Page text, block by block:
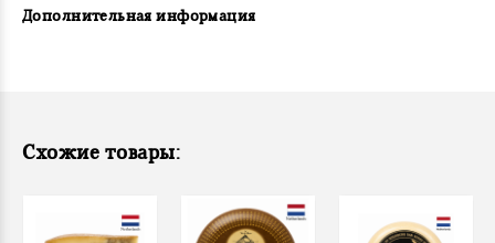
Дополнительная информация
Схожие товары: